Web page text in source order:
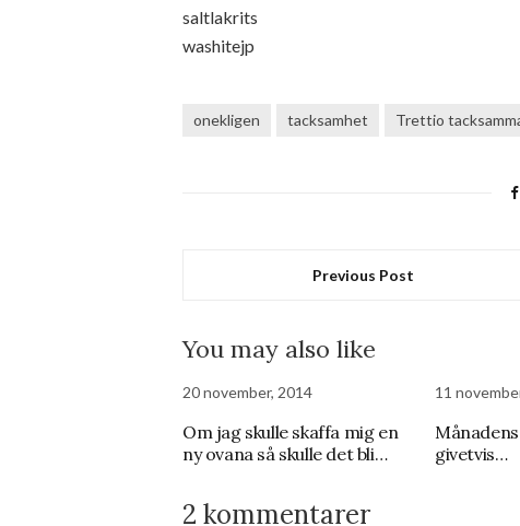
saltlakrits
washitejp
onekligen tacksamhet Trettio
Previous Post
You may also like
20 november, 2014
Om jag skulle skaffa mig en
ny ovana så skulle det bli…
11
givetvis…
2 kommentarer